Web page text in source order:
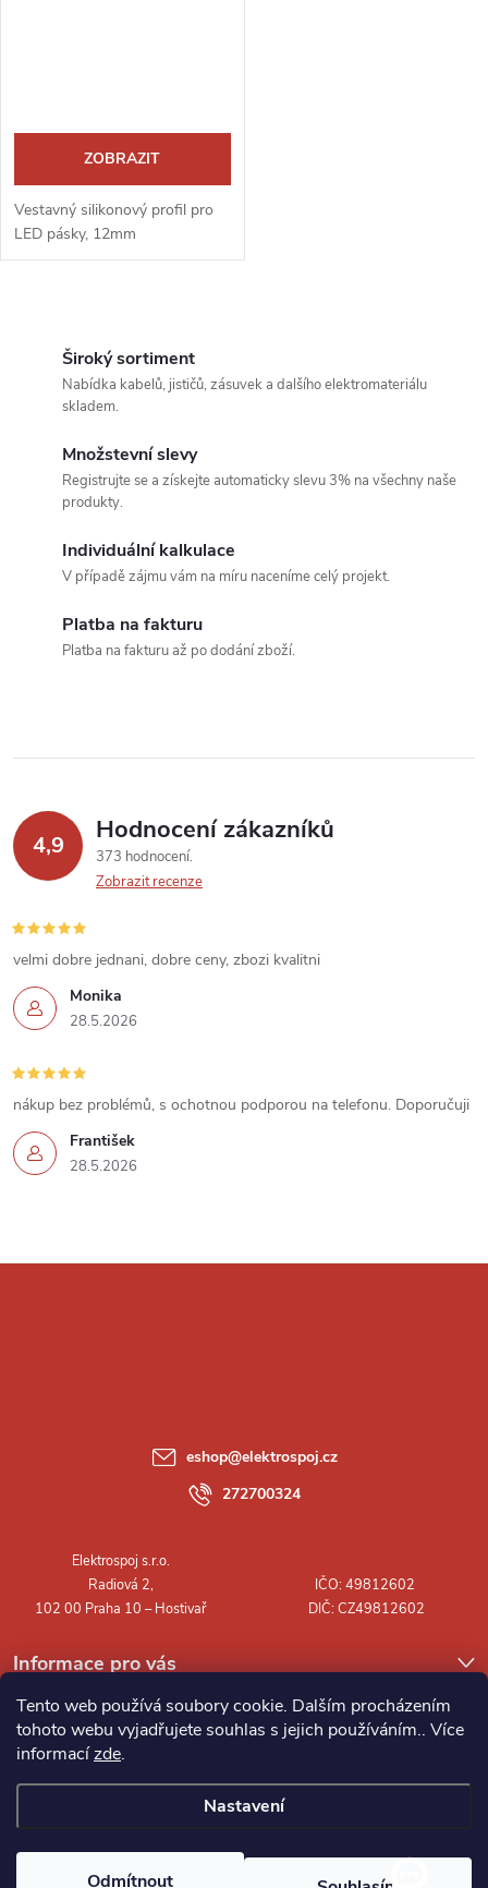
Tento web používá soubory cookie. Dalším procházením
tohoto webu vyjadřujete souhlas s jejich používáním.. Více
informacízde.
Nastavení
Odmítnout
ZOBRAZIT
Vestavný silikonový profil pro
LED pásky, 12mm
v
k
y
ý
p
i
s
u
Široký sortiment
Nabídka kabelů, jističů, zásuvek a dalšího elektromateriálu
skladem.
Množstevní slevy
Registrujte se a získejte automaticky slevu 3% na všechny naše
produkty.
Individuální kalkulace
V případě zájmu vám na míru naceníme celý projekt.
Platba na fakturu
Platba na fakturu až po dodání zboží.
4,9 Hodnocení zákazníků
373 hodnocení
Zobrazit recenze
Monika
28.5.2026
velmi dobre jednani, dobre ceny, zbozi kvalitni
František
28.5.2026
nákup bez problémů, s ochotnou podporou na telefonu. Doporučuji
Informace pro vás
eshop@elektrospoj.cz
272700324
Elektrospoj s.r.o.. Všechna práva vyhrazena.